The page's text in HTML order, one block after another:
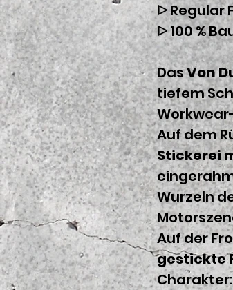
ᐅ Regular
ᐅ 100 %
DasVon
tiefem
Auf dem
Stickerei
Wurzeln
Auf der
gestickte